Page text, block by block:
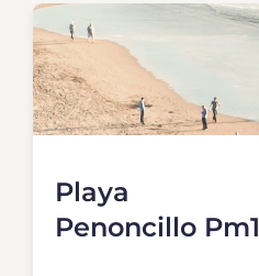
Playa
Penoncillo Pm1